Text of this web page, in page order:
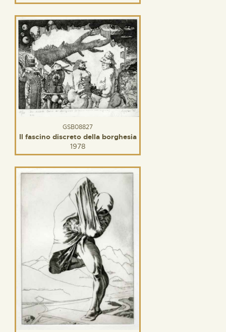
GSB08827
Il fascino discreto della borghesia
1978